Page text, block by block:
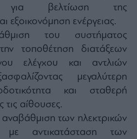
για βελτίωση της
εξοικονόμηση ενέργειας.
του συστήματος
τοποθέτηση διατάξεων
ελέγχου και αντλιών
μεγαλύτερη
και σταθερή
αίθουσες.
αναβάθμιση των ηλεκτρικών
με αντικατάσταση των